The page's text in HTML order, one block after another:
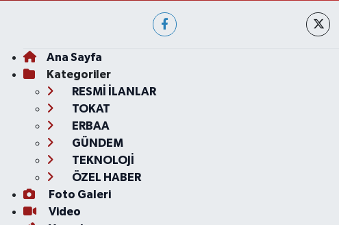
Ana Sayfa
Kategoriler
RESMİ İLANLAR
TOKAT
ERBAA
GÜNDEM
TEKNOLOJİ
ÖZEL HABER
Foto Galeri
Video